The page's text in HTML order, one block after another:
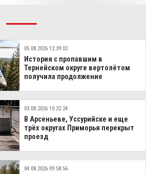
05.08.2026 12:39:02
История с пропавшим в
Тернейском округе вертолётом
получила продолжение
03.08.2026 10:22:24
В Арсеньеве, Уссурийске и еще
трёх округах Приморья перекрыт
проезд
04.08.2026 09:58:56